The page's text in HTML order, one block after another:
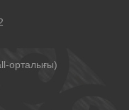
орталығы)